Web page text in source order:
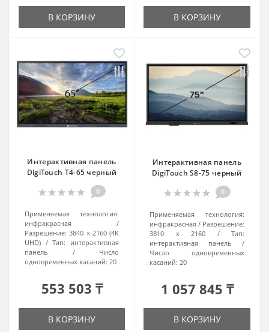
В КОРЗИНУ В КОРЗИНУ
Интерактивная панель
DigiTouch T4-65 черный
0
Применяемая технология:
инфракрасная
Разрешение: 3840 × 2160 (4K
UHD)
Тип:
интерактивная
панель
Число
одновременных касаний: 20
553 503 ₸
В КОРЗИНУ
Интерактивная панель
DigiTouch S8-75 черный
0
Применяемая технология:
инфракрасная
Разрешение:
3810 х 2160
Тип:
интерактивная панель
Число одновременных
касаний: 20
1 057 845 ₸
В КОРЗИНУ